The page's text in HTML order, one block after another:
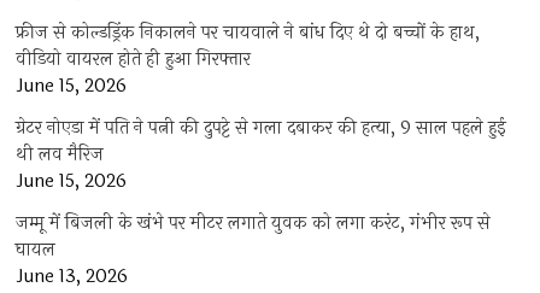
फ्रीज से कोल्डड्रिंक निकालने पर चायवाले ने बांध दिए थे दो बच्चों के हाथ,
वीडियो वायरल होते ही हुआ गिरफ्तार
June 15, 2026
ग्रेटर नोएडा में पति ने पत्नी की दुपट्टे से गला दबाकर की हत्या, 9 साल पहले हुई
थी लव मैरिज
June 15, 2026
जम्मू में बिजली के खंभे पर मीटर लगाते युवक को लगा करंट, गंभीर रूप से
घायल
June 13, 2026